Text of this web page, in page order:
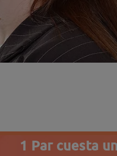
1 Par cuesta